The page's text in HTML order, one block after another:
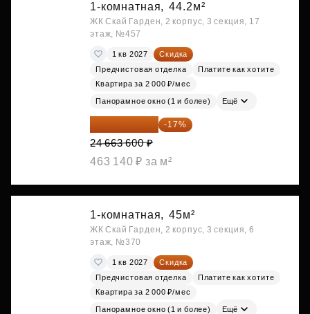
1-комнатная, 44.2м²
ЖК Скай Гарден, 2 корпус, 3 секция, 17
этаж, №457
1 кв 2027
Скидка
Предчистовая отделка
Платите как хотите
Квартира за 2 000 ₽/мес
Панорамное окно (1 и более) Ещё
20 470 788 ₽ -17%
24 663 600 ₽
463 140 ₽ за м²
1-комнатная, 45м²
ЖК Скай Гарден, 2 корпус, 3 секция, 6
этаж, №370
1 кв 2027
Скидка
Предчистовая отделка
Платите как хотите
Квартира за 2 000 ₽/мес
Панорамное окно (1 и более) Ещё